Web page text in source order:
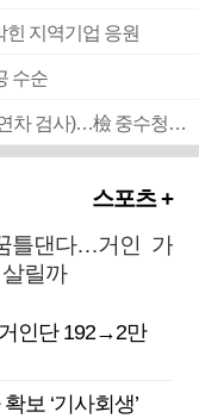
지역기업 응원
수순
■ 검사 신분 버리고 직급하향(10년 이하 저연차 검사)…檢 중수청행 기피
스포츠 +
틀댄다…거인 가
릴까
인단 192→2만
보 ‘기사회생’